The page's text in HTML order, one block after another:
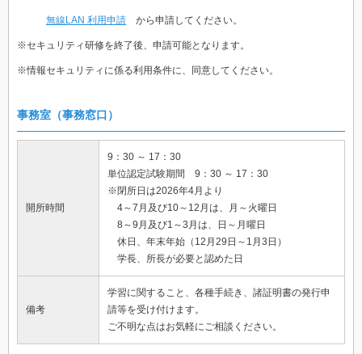
無線LAN 利用申請 から申請してください。
※セキュリティ研修を終了後、申請可能となります。
※情報セキュリティに係る利用条件に、同意してください。
事務室（事務窓口）
開所時間
9：30 ～ 17：30
単位認定試験期間 9：30 ～ 17：30
※閉所日は2026年4月より
4～7月及び10～12月は、月～火曜日
8～9月及び1～3月は、日～月曜日
休日、年末年始（12月29日～1月3日）
学長、所長が必要と認めた日
備考
学習に関すること、各種手続き、諸証明書の発行申
請等を受け付けます。
ご不明な点はお気軽にご相談ください。